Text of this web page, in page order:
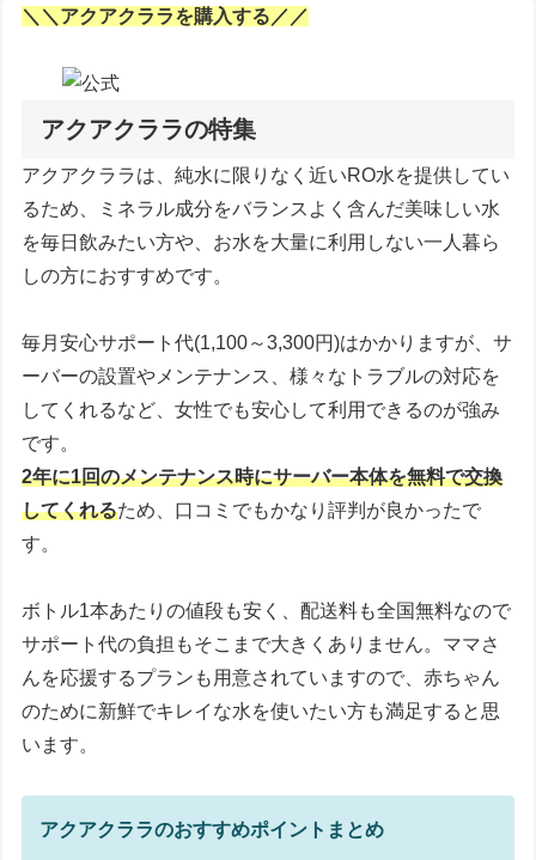
＼＼アクアクララを購入する／／
アクアクララの特集
アクアクララは、純水に限りなく近いRO水を提供してい
るため、ミネラル成分をバランスよく含んだ美味しい水
を毎日飲みたい方や、お水を大量に利用しない一人暮ら
しの方におすすめです。
毎月安心サポート代(1,100～3,300円)はかかりますが、サ
ーバーの設置やメンテナンス、様々なトラブルの対応を
してくれるなど、女性でも安心して利用できるのが強み
です。
2年に1回のメンテナンス時にサーバー本体を無料で交換
してくれるため、口コミでもかなり評判が良かったで
す。
ボトル1本あたりの値段も安く、配送料も全国無料なので
サポート代の負担もそこまで大きくありません。ママさ
んを応援するプランも用意されていますので、赤ちゃん
のために新鮮でキレイな水を使いたい方も満足すると思
います。
アクアクララのおすすめポイントまとめ